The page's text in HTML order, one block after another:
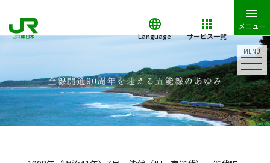
MENU
Language サービス一覧
メニュー